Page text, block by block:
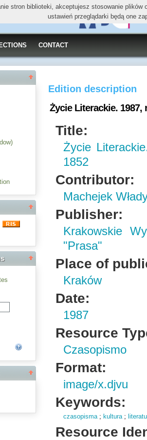
CONTACT
Edition description
Życie Literackie. 1987,
Title:
Życie
1852
Contributor:
Machejek
Publisher:
Krakowskie
"Prasa"
Place of
Kraków
Date:
1987
Resource
Czasopismo
Format:
image/x.djvu
Keywords:
czasopisma; kultura;
Resource
stron biblioteki, akceptujesz stosowanie
ustawień przeglądarki będą one